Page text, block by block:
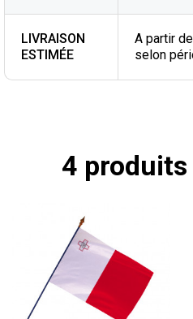
LIVRAISON
ESTIMÉE
A partir
selon
4